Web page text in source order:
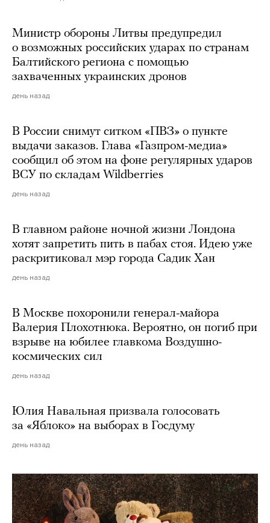
Министр обороны Литвы предупредил
о возможных российских ударах по странам
Балтийского региона с помощью
захваченных украинских дронов
день назад
В России снимут ситком «ПВЗ» о пункте
выдачи заказов. Глава «Газпром-медиа»
сообщил об этом на фоне регулярных ударов
ВСУ по складам Wildberries
день назад
В главном районе ночной жизни Лондона
хотят запретить пить в пабах стоя. Идею уже
раскритиковал мэр города Садик Хан
день назад
В Москве похоронили генерал-майора
Валерия Плохотнюка. Вероятно, он погиб при
взрыве на юбилее главкома Воздушно-
космических сил
день назад
Юлия Навальная призвала голосовать
за «Яблоко» на выборах в Госдуму
день назад